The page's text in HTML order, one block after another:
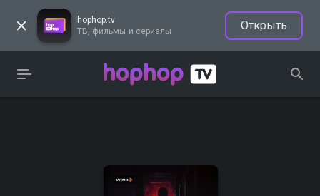
hophop.tv
ТВ, фильмы и сериалы
Открыть